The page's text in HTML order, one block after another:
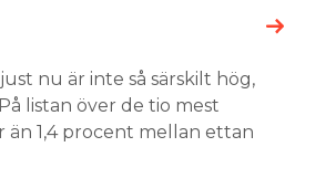
nu är inte så särskilt hög,
listan över de tio mest
än 1,4 procent mellan ettan